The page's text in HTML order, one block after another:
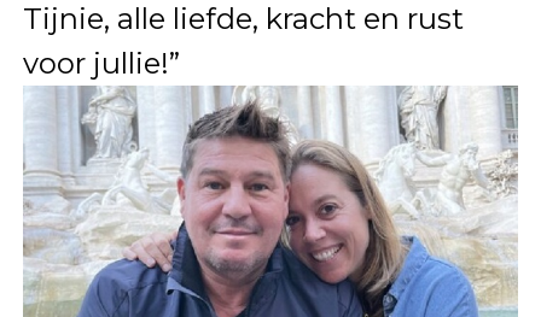
Tijnie, alle liefde, kracht en rust
voor jullie!”